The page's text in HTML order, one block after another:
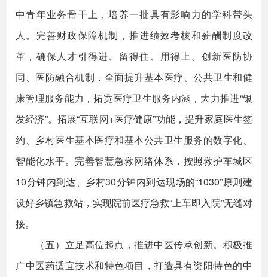
中青年业务骨干上，培养一批具有影响力的学科带头
人。完善财政保障机制，推进绩效考核和薪酬制度改
革，确保人才引得进、留得住、用得上。创新医防协
同、医防融合机制，全面提升基本医疗、公共卫生和健
康管理服务能力，拓宽医疗卫生服务内涵，大力推进“银
发经济”。拓展“互联网+医疗健康”功能，提升家庭医生签
约、乡村医生基本医疗和基本公共卫生服务的数字化、
智能化水平。完善智慧急救网络体系，按照救护车城区
10分钟内到达、乡村30分钟内到达现场的“1030”原则建
设好乡镇急救站，实现院前医疗急救“上车即入院”无缝对
接。
（五）立足高位起点，推进中医传承创新。积极推
广中医药适宜技术和特色项目，打造具有资阳特色的中